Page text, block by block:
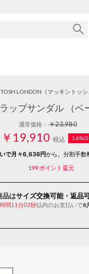
LONDON （マッキントッ
ップサンダル （ベ
通常価格：￥23,980
￥19,910 税込
で月々6,636円から。分割手数
199ポイント還元
品はサイズ交換可能・返品
間11分01秒以内のお支払いで8